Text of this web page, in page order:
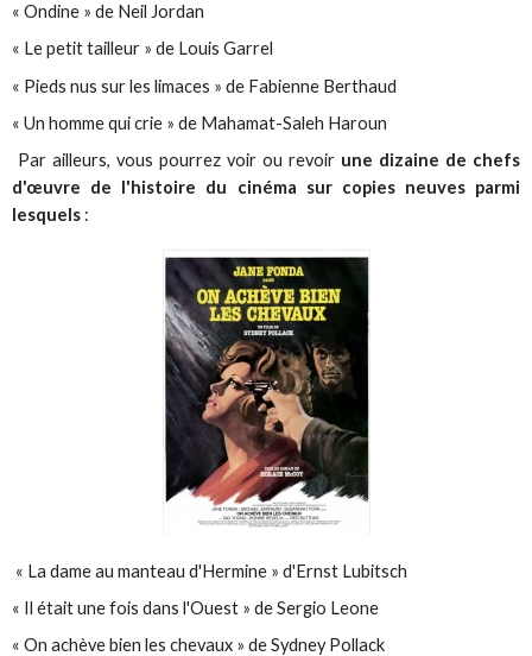
« Ondine » de Neil Jordan
« Le petit tailleur » de Louis Garrel
« Pieds nus sur les limaces » de Fabienne Berthaud
« Un homme qui crie » de Mahamat-Saleh Haroun
Par ailleurs, vous pourrez voir ou revoir une dizaine de chefs
d'œuvre de l'histoire du cinéma sur copies neuves parmi
lesquels :
« La dame au manteau d'Hermine » d'Ernst Lubitsch
« Il était une fois dans l'Ouest » de Sergio Leone
« On achève bien les chevaux » de Sydney Pollack